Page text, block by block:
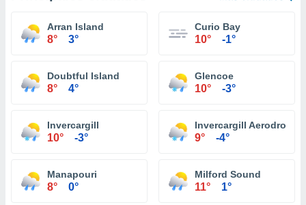
Arran Island
8° 3°
Curio Bay
10° -1°
Doubtful Island
8° 4°
Glencoe
10° -3°
Invercargill
10° -3°
Invercargill Aerodrome
9° -4°
Manapouri
8° 0°
Milford Sound
11° 1°